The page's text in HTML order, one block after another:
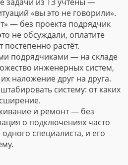
«вы это не говорили».
— без проекта подрядчик
не обсуждали, оплатите
растёт.
подрядчиками — на складе
инженерных систем,
наложение друг на друга.
систему: от каких
и ремонт — без
о подключениях часто
специалиста, и его